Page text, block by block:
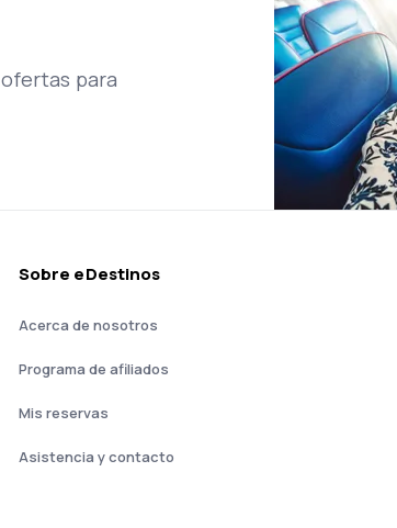
para
Sobre eDestinos
Acerca de nosotros
Programa de afiliados
Mis reservas
Asistencia y contacto